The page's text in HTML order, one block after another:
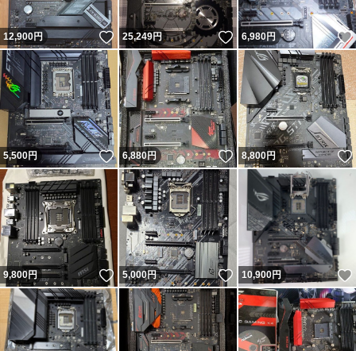
12,900円 いいね！
25,249円 いいね！
6,980円
5,500円 いいね！
6,880円 いいね！
8,800円
9,800円 いいね！
5,000円 いいね！
10,900円